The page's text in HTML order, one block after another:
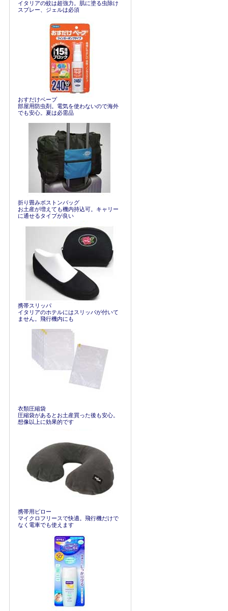
イタリアの蚊は超強力。肌に塗る虫除け
スプレー、ジェルは必須
おすだけベープ
部屋用防虫剤。電気を使わないので海外
でも安心。夏は必需品
折り畳みボストンバッグ
お土産が増えても機内持込可。キャリー
に通せるタイプが良い
携帯スリッパ
イタリアのホテルにはスリッパが付いて
ません。飛行機内にも
衣類圧縮袋
圧縮袋があるとお土産買った後も安心。
想像以上に効果的です
携帯用ピロー
マイクロフリースで快適。飛行機だけで
なく電車でも使えます